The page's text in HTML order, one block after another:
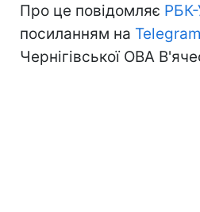
Про це повідомляє РБК-
посиланням на Telegram
Чернігівської ОВА